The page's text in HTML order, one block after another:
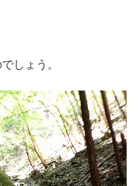
しょう。